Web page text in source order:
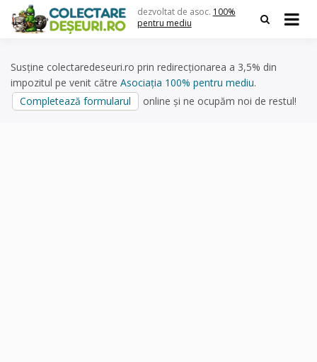
content
dezvoltat de asoc. 100%
pentru mediu
Susține colectaredeseuri.ro prin redirecționarea a 3,5% din
impozitul pe venit către Asociația 100% pentru mediu.
Completează formularul
online și ne ocupăm noi de restul!